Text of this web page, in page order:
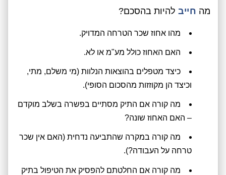
מה חייב להיות בהסכם?
מהו אחוז שכר הטרחה המדויק.
האם האחוז כולל מע"מ או לא.
כיצד מטפלים בהוצאות הנלוות (מי משלם, מתי,
וכיצד הן מקוזזות מהסכום הסופי).
מה קורה אם התיק מסתיים בפשרה בשלב מוקדם
– האם האחוז שונה?
מה קורה במקרה שהתביעה נדחית (האם אין שכר
טרחה על העבודה?).
מה קורה אם החלטתם להפסיק את הטיפול בתיק